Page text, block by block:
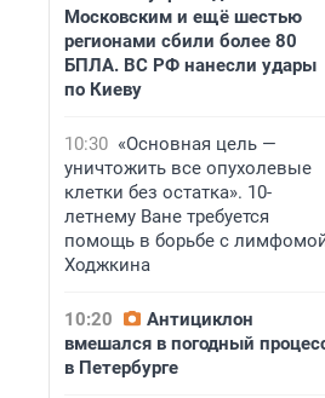
Московским и ещё шестью
регионами сбили более 80
БПЛА. ВС РФ нанесли удары
по Киеву
10:30 «Основная цель —
уничтожить все опухолевые
клетки без остатка». 10-
летнему Ване требуется
помощь в борьбе с
Ходжкина
10:20
Антициклон
вмешался в погодный
в Петербурге